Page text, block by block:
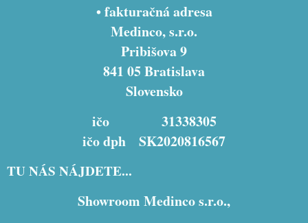
• fakturačná adresa
Medinco, s.r.o.
Pribišova 9
841 05 Bratislava
Slovensko
ičo 31338305
ičo dph SK2020816567
TU NÁS NÁJDETE...
Showroom Medinco s.r.o.,